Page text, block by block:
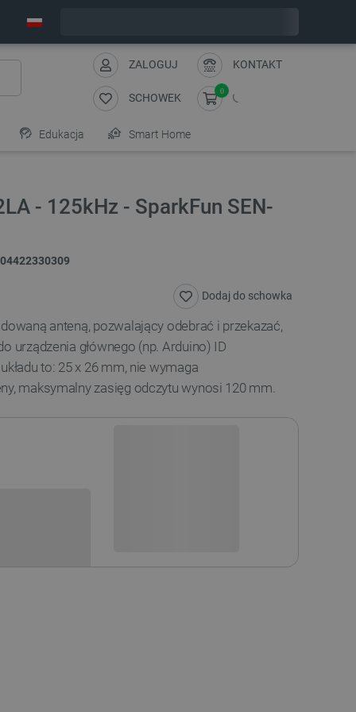
ZALOGUJ KONTAKT
SCHOWEK
0
Edukacja Smart Home
- 125kHz - SparkFun SEN-
Dodaj do schowka
anteną, pozwalający odebrać i przekazać,
urządzenia głównego (np. Arduino) ID
to: 25 x 26 mm, nie wymaga
maksymalny zasięg odczytu wynosi 120 mm.